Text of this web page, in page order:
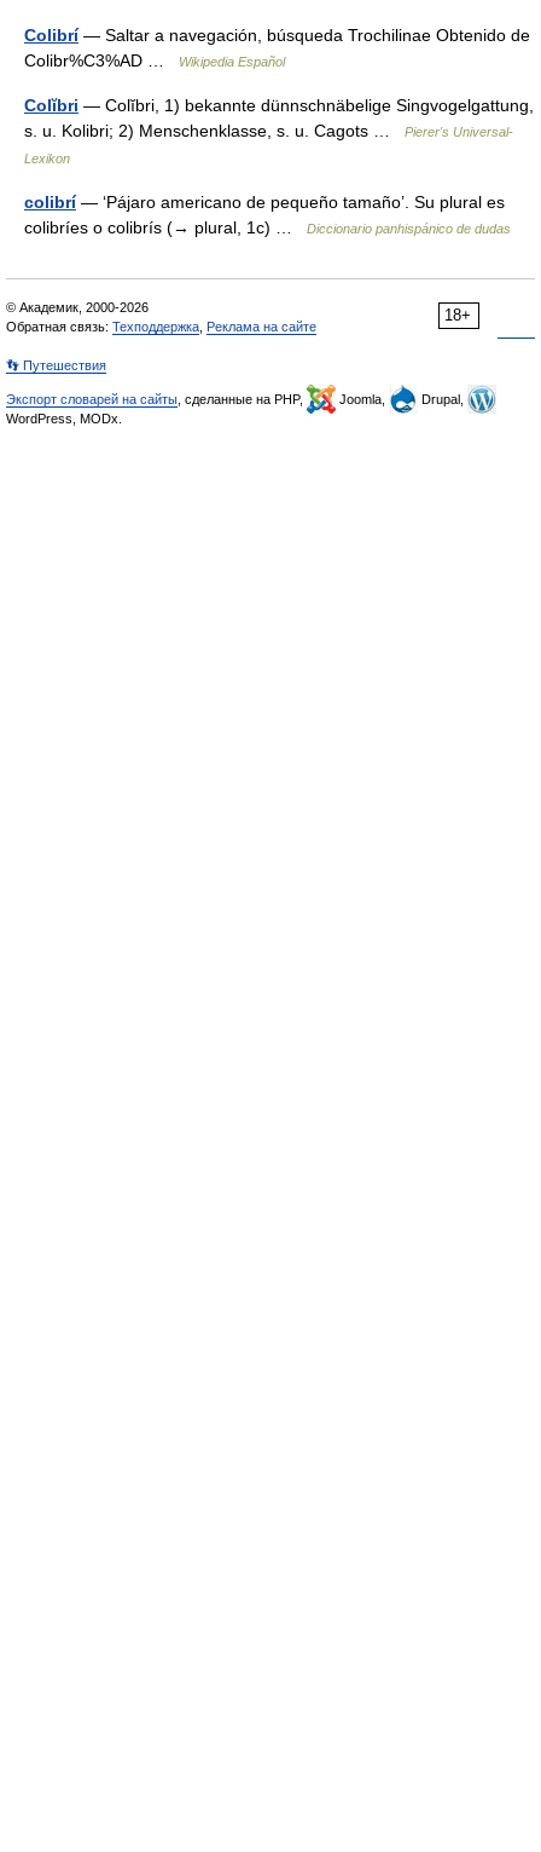
Colibrí— Saltar a navegación, búsqueda Trochilinae Obtenido de
Colibr%C3%AD …
Wikipedia Español
Colĭbri — Colĭbri, 1) bekannte dünnschnäbelige Singvogelgattung,
s. u. Kolibri; 2) Menschenklasse, s. u. Cagots …
Pierer's Universal-
Lexikon
colibrí— ‘Pájaro americano de pequeño tamaño’. Su plural es
colibríes o colibrís (→ plural, 1c) …
Diccionario panhispánico de dudas
18+
© Академик, 2000-2026
Обратная связь: Техподдержка Реклама на сайте
👣 Путешествия
Экспорт словарей на сайты , сделанные на PHP, Joomla,
Drupal,
WordPress, MODx.